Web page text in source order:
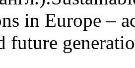
in Europe –
future